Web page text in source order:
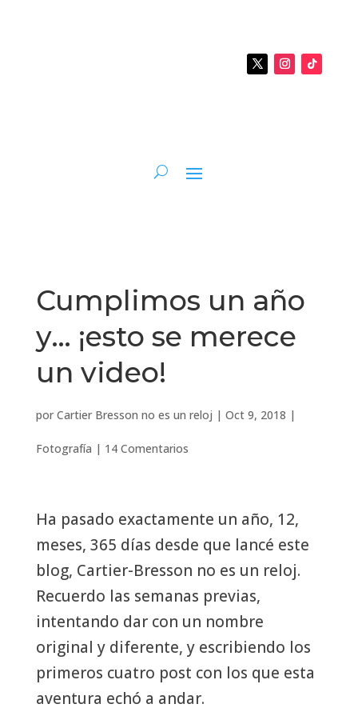
Cumplimos un año
y… ¡esto se merece
un video!
por Cartier Bresson no es un reloj | Oct 9, 2018 |
Fotografía | 14 Comentarios
Ha pasado exactamente un año, 12,
meses, 365 días desde que lancé este
blog, Cartier-Bresson no es un reloj.
Recuerdo las semanas previas,
intentando dar con un nombre
original y diferente, y escribiendo los
primeros cuatro post con los que esta
aventura echó a andar.